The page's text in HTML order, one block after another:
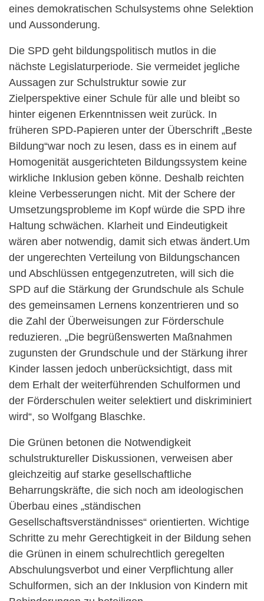
eines demokratischen Schulsystems ohne Selektion
und Aussonderung.
Die SPD geht bildungspolitisch mutlos in die
nächste Legislaturperiode. Sie vermeidet jegliche
Aussagen zur Schulstruktur sowie zur
Zielperspektive einer Schule für alle und bleibt so
hinter eigenen Erkenntnissen weit zurück. In
früheren SPD-Papieren unter der Überschrift „Beste
Bildung“war noch zu lesen, dass es in einem auf
Homogenität ausgerichteten Bildungssystem keine
wirkliche Inklusion geben könne. Deshalb reichten
kleine Verbesserungen nicht. Mit der Schere der
Umsetzungsprobleme im Kopf würde die SPD ihre
Haltung schwächen. Klarheit und Eindeutigkeit
wären aber notwendig, damit sich etwas ändert.Um
der ungerechten Verteilung von Bildungschancen
und Abschlüssen entgegenzutreten, will sich die
SPD auf die Stärkung der Grundschule als Schule
des gemeinsamen Lernens konzentrieren und so
die Zahl der Überweisungen zur Förderschule
reduzieren. „Die begrüßenswerten Maßnahmen
zugunsten der Grundschule und der Stärkung ihrer
Kinder lassen jedoch unberücksichtigt, dass mit
dem Erhalt der weiterführenden Schulformen und
der Förderschulen weiter selektiert und diskriminiert
wird“, so Wolfgang Blaschke.
Die Grünen betonen die Notwendigkeit
schulstruktureller Diskussionen, verweisen aber
gleichzeitig auf starke gesellschaftliche
Beharrungskräfte, die sich noch am ideologischen
Überbau eines „ständischen
Gesellschaftsverständnisses“ orientierten. Wichtige
Schritte zu mehr Gerechtigkeit in der Bildung sehen
die Grünen in einem schulrechtlich geregelten
Abschulungsverbot und einer Verpflichtung aller
Schulformen, sich an der Inklusion von Kindern mit